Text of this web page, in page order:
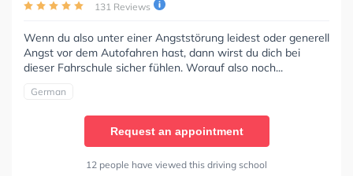
131 Reviews
Wenn du also unter einer Angststörung leidest oder generell
Angst vor dem Autofahren hast, dann wirst du dich bei
dieser Fahrschule sicher fühlen. Worauf also noch...
German
Request an appointment
12 people have viewed this driving school